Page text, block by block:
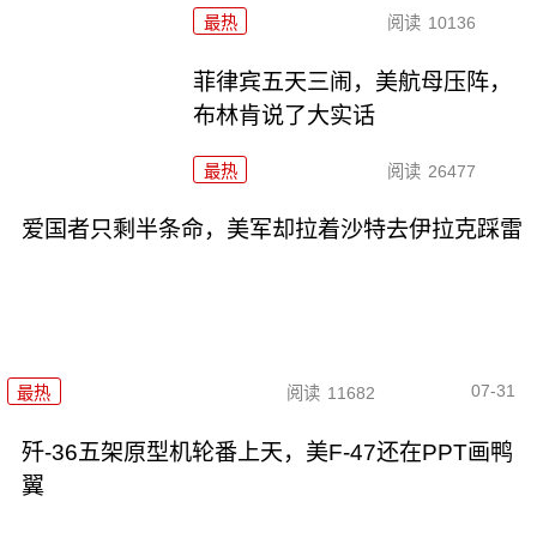
最热 阅读 10136
菲律宾五天三闹，美航母压阵，
布林肯说了大实话
最热 阅读 26477
爱国者只剩半条命，美军却拉着沙特去伊拉克踩雷
最热 阅读 11682 07-31
歼-36五架原型机轮番上天，美F-47还在PPT画鸭
翼